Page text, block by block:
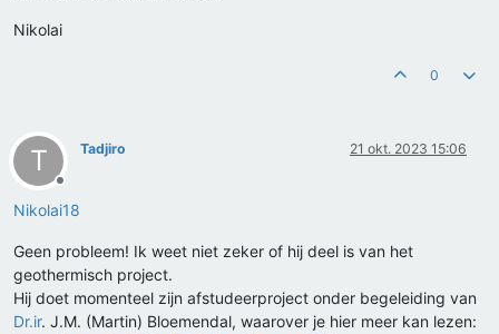
Nikolai
0
T
Offline
Tadjiro 21 okt. 2023 15:06
Nikolai18
Geen probleem! Ik weet niet zeker of hij deel is van het
geothermisch project.
Hij doet momenteel zijn afstudeerproject onder begeleiding van
Dr.ir. J.M. (Martin) Bloemendal, waarover je hier meer kan lezen: